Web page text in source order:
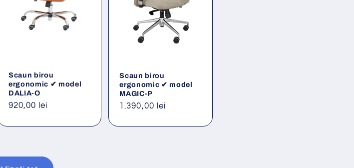
Scaun birou
ergonomic ✔ model
DALIA-O
Preț
920,00 lei
Scaun birou
ergonomic ✔ model
MAGIC-P
Preț
1.390,00 lei